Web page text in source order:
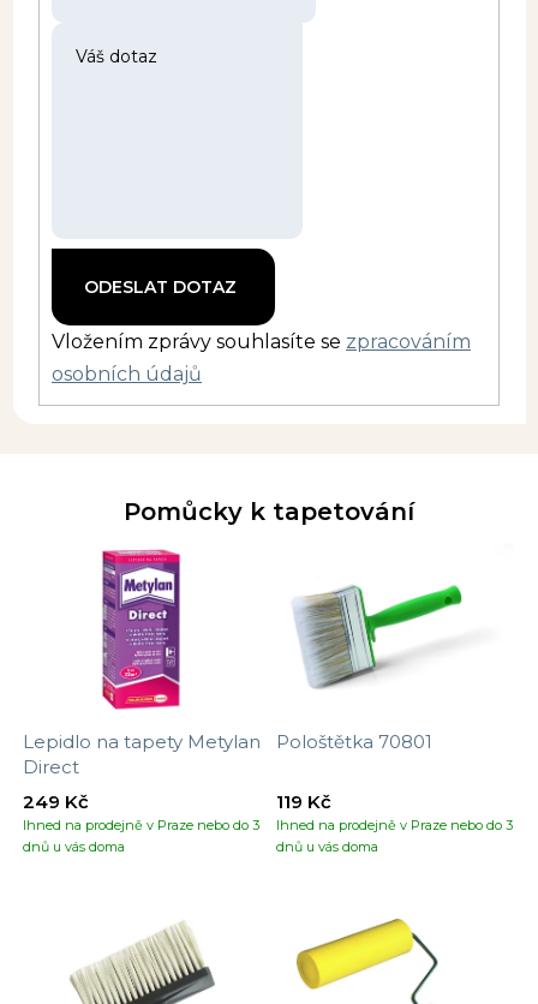
Vložením zprávy souhlasíte se zpracováním
osobních údajů
Pomůcky k tapetování
Lepidlo na tapety Metylan
Direct
Ihned na prodejně v Praze nebo do 3
dnů u vás doma
249 Kč
Pološtětka 70801
Ihned na prodejně v Praze nebo do 3
dnů u vás doma
119 Kč